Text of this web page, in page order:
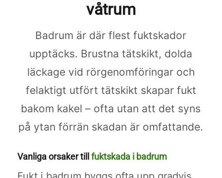
våtrum
Badrum är där flest fuktskador
upptäcks. Brustna tätskikt, dolda
läckage vid rörgenomföringar och
felaktigt utfört tätskikt skapar fukt
bakom kakel – ofta utan att det syns
på ytan förrän skadan är omfattande.
Vanliga orsaker till fuktskada i badrum